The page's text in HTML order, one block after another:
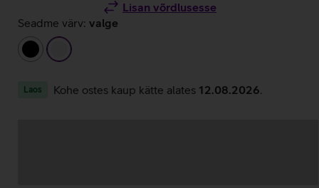
Lisan võrdlusesse
Seadme värv: valge
must
valge
Laos Kohe ostes kaup kätte alates 12.08.2026